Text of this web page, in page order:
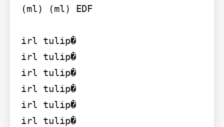
(ml) (ml) EDF
irl tulip�
irl tulip�
irl tulip�
irl tulip�
irl tulip�
irl tulip�